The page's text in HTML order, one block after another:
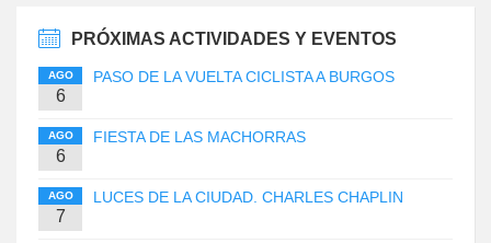
PRÓXIMAS ACTIVIDADES Y EVENTOS
AGO
6
PASO DE LA VUELTA CICLISTA A BURGOS
AGO
6
FIESTA DE LAS MACHORRAS
AGO
7
LUCES DE LA CIUDAD. CHARLES CHAPLIN